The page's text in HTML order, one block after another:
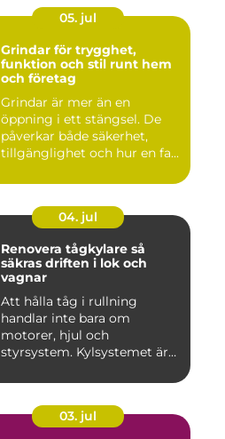
05. jul
Grindar för trygghet,
funktion och stil runt hem
och företag
Grindar är mer än en
öppning i ett stängsel. De
påverkar både säkerhet,
tillgänglighet och hur en fa...
04. jul
Renovera tågkylare så
säkras driften i lok och
vagnar
Att hålla tåg i rullning
handlar inte bara om
motorer, hjul och
styrsystem. Kylsystemet är
03. jul